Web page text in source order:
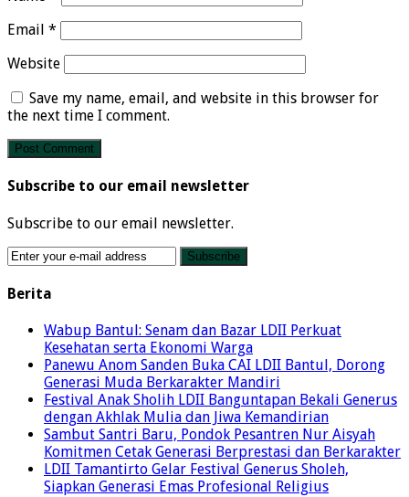
Email *
Website
Save my name, email, and website in this browser for
the next time I comment.
Subscribe to our email newsletter
Subscribe to our email newsletter.
Berita
Wabup Bantul: Senam dan Bazar LDII Perkuat
Kesehatan serta Ekonomi Warga
Panewu Anom Sanden Buka CAI LDII Bantul, Dorong
Generasi Muda Berkarakter Mandiri
Festival Anak Sholih LDII Banguntapan Bekali Generus
dengan Akhlak Mulia dan Jiwa Kemandirian
Sambut Santri Baru, Pondok Pesantren Nur Aisyah
Komitmen Cetak Generasi Berprestasi dan Berkarakter
LDII Tamantirto Gelar Festival Generus Sholeh,
Siapkan Generasi Emas Profesional Religius